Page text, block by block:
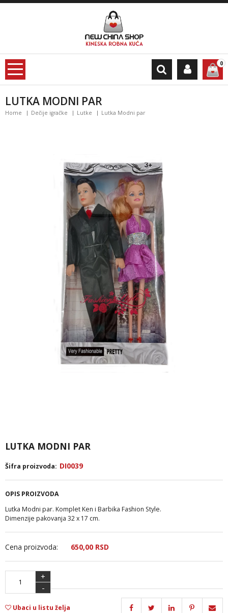
0
LUTKA MODNI PAR
Home Dečije igračke Lutke Lutka Modni par
LUTKA MODNI PAR
Šifra proizvoda: DI0039
OPIS PROIZVODA
Lutka Modni par. Komplet Ken i Barbika Fashion Style.
Dimenzije pakovanja 32 x 17 cm.
Cena proizvoda: 650,00 RSD
+
-
Ubaci u listu želja